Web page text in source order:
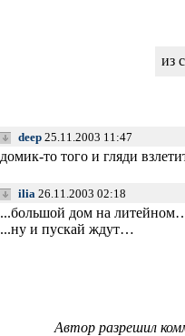
из
deep 25.11.2003 11:47
домик-то того и гляди
ilia 26.11.2003 02:18
...большой дом на
...ну и пускай ждут…
Автор разрешил